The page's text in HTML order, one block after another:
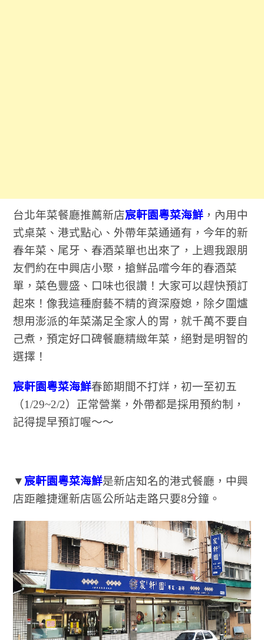
台北年菜餐廳推薦新店宸軒園粵菜海鮮，內用中
式桌菜、港式點心、外帶年菜通通有，今年的新
春年菜、尾牙、春酒菜單也出來了，上週我跟朋
友們約在中興店小聚，搶鮮品嚐今年的春酒菜
單，菜色豐盛、口味也很讚！大家可以趕快預訂
起來！像我這種廚藝不精的資深廢媳，除夕圍爐
想用澎派的年菜滿足全家人的胃，就千萬不要自
己煮，預定好口碑餐廳精緻年菜，絕對是明智的
選擇！
宸軒園粵菜海鮮春節期間不打烊，初一至初五
（1/29~2/2）正常營業，外帶都是採用預約制，
記得提早預訂喔～～
▼ 宸軒園粵菜海鮮是新店知名的港式餐廳，中興
店距離捷運新店區公所站走路只要8分鐘。